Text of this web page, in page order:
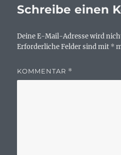
Schreibe einen
Deine E-Mail-Adresse wird
Erforderliche Felder sind mit *
KOMMENTAR *